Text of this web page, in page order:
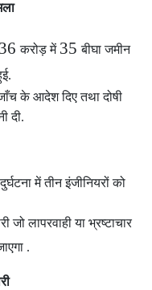
करोड़ में 35बीघा जमीन
के आदेश दिए तथा दोषी
दी.
में तीन इंजीनियरों को
लापरवाही या भ्रष्टाचार
.